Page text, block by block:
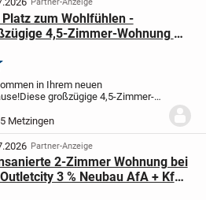
Partner-Anzeige
zum Wohlfühlen -
4,5-Zimmer-Wohnung mit
in Ihrem neuen
Diese großzügige 4,5-Zimmer-
gepflegten Dreifamilienhaus in
Wohnlage von Metzingen.
familienfreundlich...
Metzingen
Partner-Anzeige
2-Zimmer Wohnung bei
3 % Neubau AfA + KfW-